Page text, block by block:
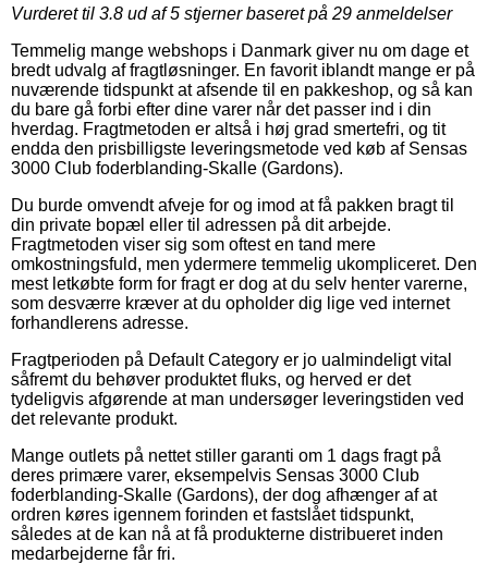
Vurderet til 3.8 ud af 5 stjerner baseret på 29 anmeldelser
Temmelig mange webshops i Danmark giver nu om dage et
bredt udvalg af fragtløsninger. En favorit iblandt mange er på
nuværende tidspunkt at afsende til en pakkeshop, og så kan
du bare gå forbi efter dine varer når det passer ind i din
hverdag. Fragtmetoden er altså i høj grad smertefri, og tit
endda den prisbilligste leveringsmetode ved køb af Sensas
3000 Club foderblanding-Skalle (Gardons).
Du burde omvendt afveje for og imod at få pakken bragt til
din private bopæl eller til adressen på dit arbejde.
Fragtmetoden viser sig som oftest en tand mere
omkostningsfuld, men ydermere temmelig ukompliceret. Den
mest letkøbte form for fragt er dog at du selv henter varerne,
som desværre kræver at du opholder dig lige ved internet
forhandlerens adresse.
Fragtperioden på Default Category er jo ualmindeligt vital
såfremt du behøver produktet fluks, og herved er det
tydeligvis afgørende at man undersøger leveringstiden ved
det relevante produkt.
Mange outlets på nettet stiller garanti om 1 dags fragt på
deres primære varer, eksempelvis Sensas 3000 Club
foderblanding-Skalle (Gardons), der dog afhænger af at
ordren køres igennem forinden et fastslået tidspunkt,
således at de kan nå at få produkterne distribueret inden
medarbejderne får fri.